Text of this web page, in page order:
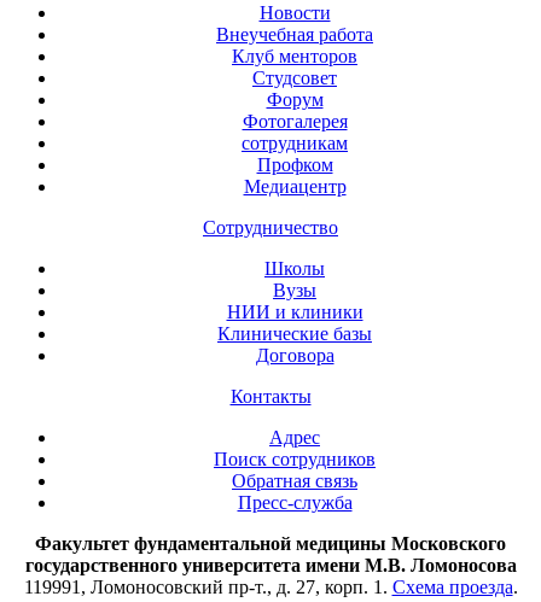
Новости
Внеучебная работа
Клуб менторов
Студсовет
Форум
Фотогалерея
сотрудникам
Профком
Медиацентр
Сотрудничество
Школы
Вузы
НИИ и клиники
Клинические базы
Договора
Контакты
Адрес
Поиск сотрудников
Обратная связь
Пресс-служба
Факультет фундаментальной медицины Московского
государственного университета имени М.В. Ломоносова
119991, Ломоносовский пр-т., д. 27, корп. 1. Схема проезда.